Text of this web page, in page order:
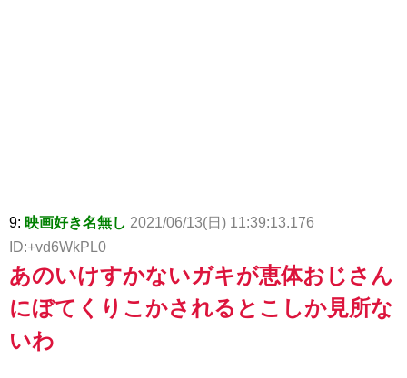
9: 映画好き名無し 2021/06/13(日) 11:39:13.176
ID:+vd6WkPL0
あのいけすかないガキが恵体おじさん
にぼてくりこかされるとこしか見所な
いわ